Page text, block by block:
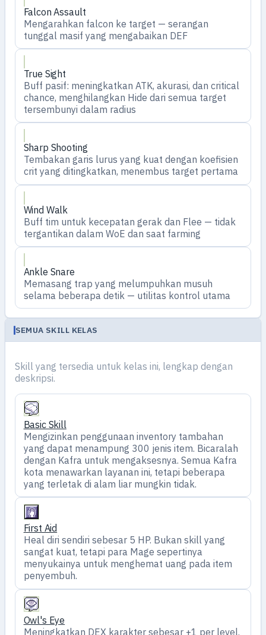
Falcon Assault
Mengarahkan falcon ke target — serangan
tunggal masif yang mengabaikan DEF
True Sight
Buff pasif: meningkatkan ATK, akurasi, dan critical
chance, menghilangkan Hide dari semua target
tersembunyi dalam radius
Sharp Shooting
Tembakan garis lurus yang kuat dengan koefisien
crit yang ditingkatkan, menembus target pertama
Wind Walk
Buff tim untuk kecepatan gerak dan Flee — tidak
tergantikan dalam WoE dan saat farming
Ankle Snare
Memasang trap yang melumpuhkan musuh
selama beberapa detik — utilitas kontrol utama
SEMUA SKILL KELAS
Skill yang tersedia untuk kelas ini, lengkap dengan
deskripsi.
Basic Skill
Mengizinkan penggunaan inventory tambahan
yang dapat menampung 300 jenis item. Bicaralah
dengan Kafra untuk mengaksesnya. Semua Kafra
kota menawarkan layanan ini, tetapi beberapa
yang terletak di alam liar mungkin tidak.
First Aid
Heal diri sendiri sebesar 5 HP. Bukan skill yang
sangat kuat, tetapi para Mage sepertinya
menyukainya untuk menghemat uang pada item
penyembuh.
Owl's Eye
Meningkatkan DEX karakter sebesar +1 per level.